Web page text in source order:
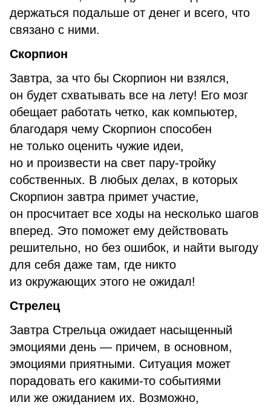
держаться подальше от денег и всего, что
связано с ними.
Скорпион
Завтра, за что бы Скорпион ни взялся,
он будет схватывать все на лету! Его мозг
обещает работать четко, как компьютер,
благодаря чему Скорпион способен
не только оценить чужие идеи,
но и произвести на свет пару-тройку
собственных. В любых делах, в которых
Скорпион завтра примет участие,
он просчитает все ходы на несколько шагов
вперед. Это поможет ему действовать
решительно, но без ошибок, и найти выгоду
для себя даже там, где никто
из окружающих этого не ожидал!
Стрелец
Завтра Стрельца ожидает насыщенный
эмоциями день — причем, в основном,
эмоциями приятными. Ситуация может
порадовать его какими-то событиями
или же ожиданием их. Возможно,